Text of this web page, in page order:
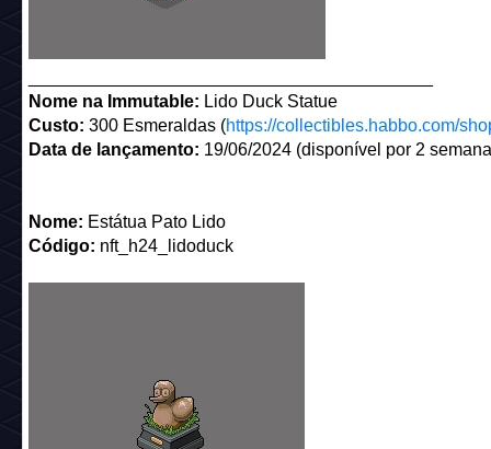
Nome na Immutable: Lido Duck Statue
Custo: 300 Esmeraldas (https://collectibles.habbo.com/
Data de lançamento: 19/06/2024 (disponível por 2
Nome: Estátua Pato Lido
Código: nft_h24_lidoduck